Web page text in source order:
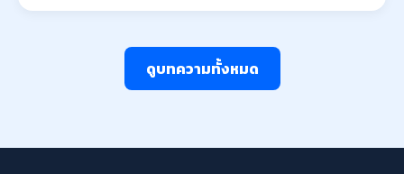
ดูบทความทั้งหมด